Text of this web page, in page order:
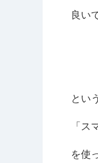
良い
とい
「ス
を使